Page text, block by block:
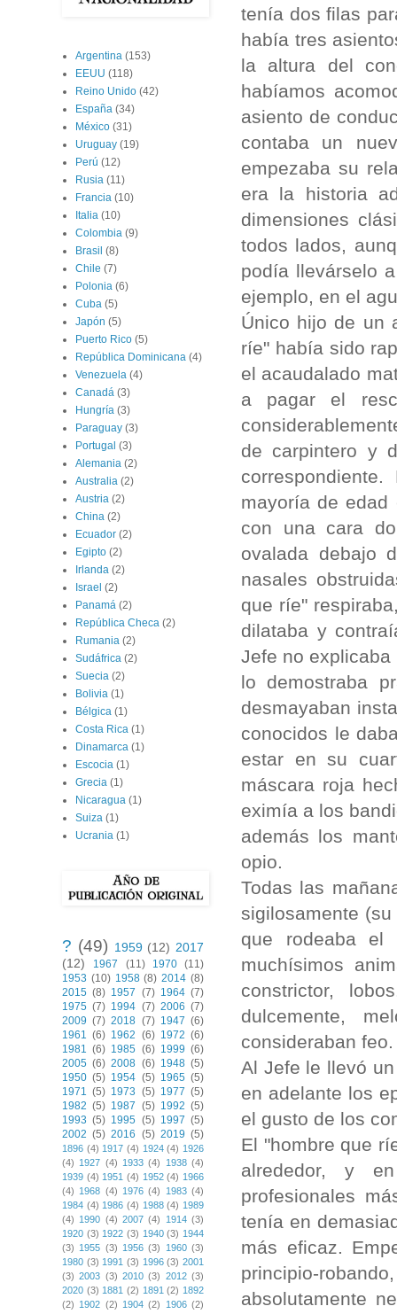
tenía dos filas
había tres
la altura del
habíamos
asiento de
contaba un
empezaba su
era la historia
dimensiones
todos lados,
podía llevárselo
ejemplo, en el
Único hijo de un
ríe" había sido
el acaudalado
a pagar el
de carpintero y
mayoría de edad
con una cara
ovalada debajo
nasales
que ríe"
dilataba y
Jefe no
lo demostraba
desmayaban
conocidos le
estar en su
máscara roja
eximía a los
además los
opio.
Todas las
sigilosamente
que rodeaba el
muchísimos
constrictor,
dulcemente,
consideraban
Al Jefe le llevó
en adelante los
el gusto de los
El "hombre que
alrededor, y
profesionales
tenía en
más eficaz.
principio-
absolutamente
Argentina (153)
EEUU (118)
Reino Unido (42)
España (34)
México (31)
Uruguay (19)
Perú (12)
Rusia (11)
Francia (10)
Italia (10)
Colombia (9)
Brasil (8)
Chile (7)
Polonia (6)
Cuba (5)
Japón (5)
Puerto Rico (5)
República Dominicana (4)
Venezuela (4)
Canadá (3)
Hungría (3)
Paraguay (3)
Portugal (3)
Alemania (2)
Australia (2)
Austria (2)
China (2)
Ecuador (2)
Egipto (2)
Irlanda (2)
Israel (2)
Panamá (2)
República Checa (2)
Rumania (2)
Sudáfrica (2)
Suecia (2)
Bolivia (1)
Bélgica (1)
Costa Rica (1)
Dinamarca (1)
Escocia (1)
Grecia (1)
Nicaragua (1)
Suiza (1)
Ucrania (1)
? (49) 1959 (12) 2017
(12)
1967 (11) 1970 (11)
1953 (10) 1958 (8) 2014 (8)
2015 (8) 1957 (7) 1964 (7)
1975 (7) 1994 (7) 2006 (7)
2009 (7) 2018 (7) 1947 (6)
1961 (6) 1962 (6) 1972 (6)
1981 (6) 1985 (6) 1999 (6)
2005 (6) 2008 (6) 1948 (5)
1950 (5) 1954 (5) 1965 (5)
1971 (5) 1973 (5) 1977 (5)
1982 (5) 1987 (5) 1992 (5)
1993 (5) 1995 (5) 1997 (5)
2002 (5) 2016 (5) 2019 (5)
1896 (4) 1917 (4) 1924 (4) 1926
(4) 1927 (4) 1933 (4) 1938 (4)
1939 (4) 1951 (4) 1952 (4) 1966
(4) 1968 (4) 1976 (4) 1983 (4)
1984 (4) 1986 (4) 1988 (4) 1989
(4) 1990 (4) 2007 (4) 1914 (3)
1920 (3) 1922 (3) 1940 (3) 1944
(3) 1955 (3) 1956 (3) 1960 (3)
1980 (3) 1991 (3) 1996 (3) 2001
(3) 2003 (3) 2010 (3) 2012 (3)
2020 (3) 1881 (2) 1891 (2) 1892
(2) 1902 (2) 1904 (2) 1906 (2)